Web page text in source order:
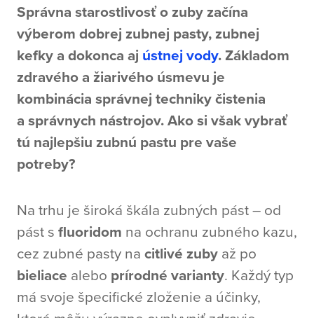
Správna starostlivosť o zuby začína
výberom dobrej zubnej pasty, zubnej
kefky a dokonca aj ústnej vody. Základom
zdravého a žiarivého úsmevu je
kombinácia správnej techniky čistenia
a správnych nástrojov. Ako si však vybrať
tú najlepšiu zubnú pastu pre vaše
potreby?
Na trhu je široká škála zubných pást – od
pást s fluoridom na ochranu zubného kazu,
cez zubné pasty na citlivé zuby až po
bieliace alebo prírodné varianty. Každý typ
má svoje špecifické zloženie a účinky,